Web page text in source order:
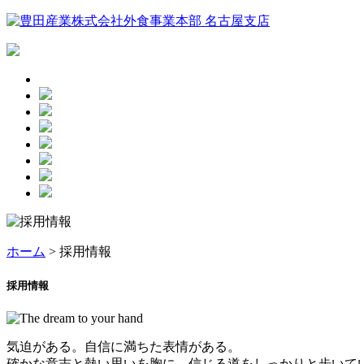
ホーム > 採用情報
採用情報
気迫がある。自信に満ちた表情がある。